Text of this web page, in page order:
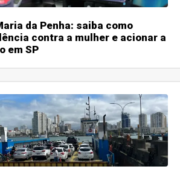
da Penha: saiba como
contra a mulher e acionar a
em SP